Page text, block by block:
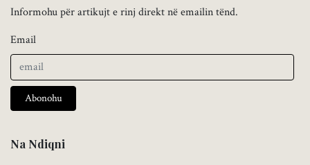
Informohu për artikujt e rinj direkt në emailin tënd.
Email
Abonohu
Na Ndiqni